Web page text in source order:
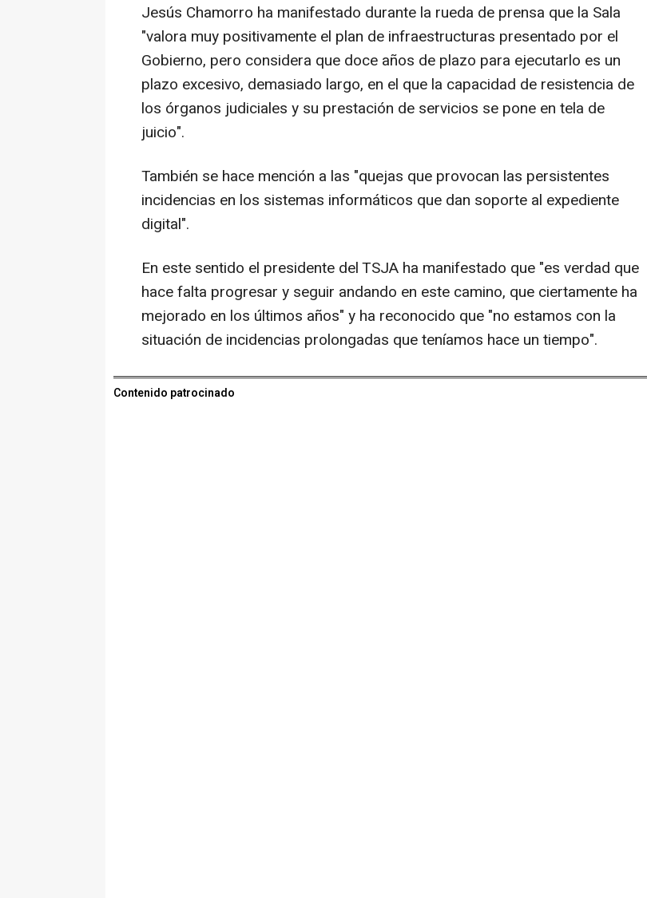
Jesús Chamorro ha manifestado durante la rueda de prensa que la Sala
"valora muy positivamente el plan de infraestructuras presentado por el
Gobierno, pero considera que doce años de plazo para ejecutarlo es un
plazo excesivo, demasiado largo, en el que la capacidad de resistencia de
los órganos judiciales y su prestación de servicios se pone en tela de
juicio".
También se hace mención a las "quejas que provocan las persistentes
incidencias en los sistemas informáticos que dan soporte al expediente
digital".
En este sentido el presidente del TSJA ha manifestado que "es verdad que
hace falta progresar y seguir andando en este camino, que ciertamente ha
mejorado en los últimos años" y ha reconocido que "no estamos con la
situación de incidencias prolongadas que teníamos hace un tiempo".
Contenido patrocinado